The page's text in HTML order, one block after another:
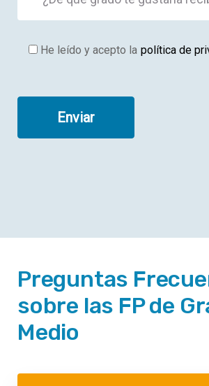
He leído y acepto la política de
Preguntas
sobre las FP de
Medio